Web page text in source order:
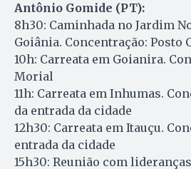
Antônio Gomide (PT):
8h30: Caminhada no Jardim
Goiânia. Concentração: Posto
10h: Carreata em Goianira.
Morial
11h: Carreata em Inhumas.
da entrada da cidade
12h30: Carreata em Itauçu.
entrada da cidade
15h30: Reunião com